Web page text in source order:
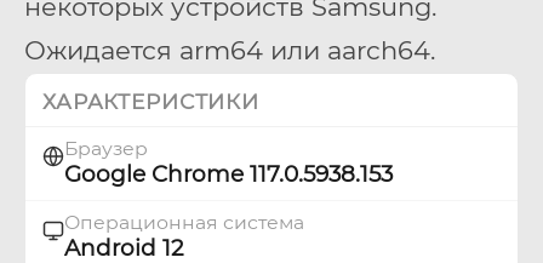
некоторых устройств Samsung.
Ожидается arm64 или aarch64.
ХАРАКТЕРИСТИКИ
Браузер
Google Chrome 117.0.5938.153
Операционная система
Android 12